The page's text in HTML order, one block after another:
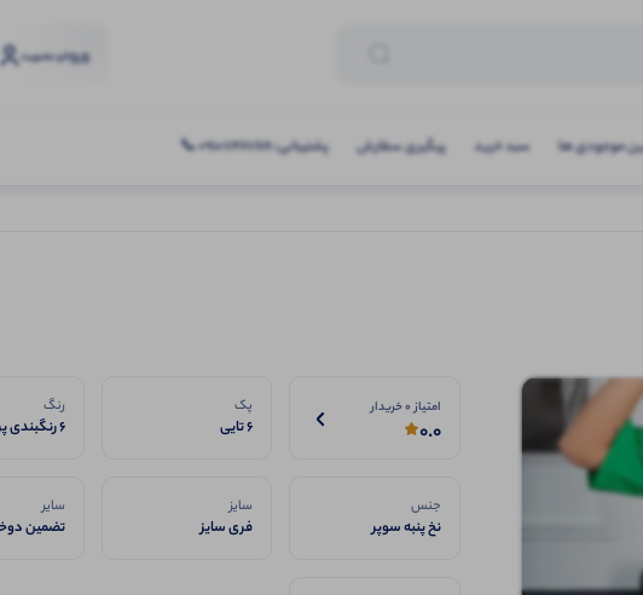
ورودو عضویت
موجودی ها سبد خرید پیگیری سفارش پشتیبانی: 09107467619 📞
امتیاز 0 خریدار
0.0
پک
6 تایی
رنگ
6 رنگبندی پرفروش
جنس
نخ پنبه سوپر
سایز
فری سایز
سایر
تضمین